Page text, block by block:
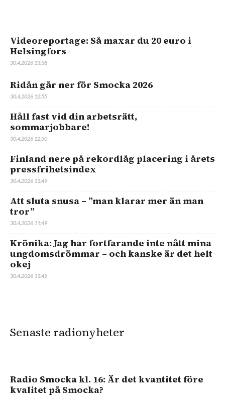
Videoreportage: Så maxar du 20 euro i
Helsingfors
30.4.2026 13:38
Ridån går ner för Smocka 2026
30.4.2026 12:55
Håll fast vid din arbetsrätt,
sommarjobbare!
30.4.2026 12:50
Finland nere på rekordlåg placering i årets
pressfrihetsindex
30.4.2026 11:49
Att sluta snusa – ”man klarar mer än man
tror”
30.4.2026 11:49
Krönika: Jag har fortfarande inte nått mina
ungdomsdrömmar – och kanske är det helt
okej
30.4.2026 11:45
Senaste radionyheter
Radio Smocka kl. 16: Är det kvantitet före
kvalitet på Smocka?